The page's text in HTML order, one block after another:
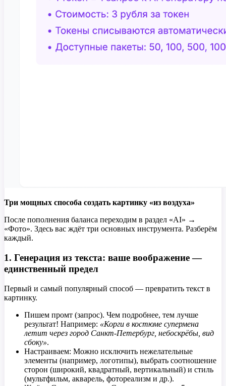
Три мощных способа создать картинку «из воздуха»
После пополнения баланса переходим в раздел «AI» →
«Фото». Здесь вас ждёт три основных инструмента. Разберём
каждый.
1. Генерация из текста: ваше воображение —
единственный предел
Первый и самый популярный способ — превратить текст в
картинку.
Пишем промт (запрос). Чем подробнее, тем лучше
результат! Например: «Корги в костюме супермена
летит через город Санкт-Петербург, небоскрёбы, вид
сбоку».
Настраиваем: Можно исключить нежелательные
элементы (например, логотипы), выбрать соотношение
сторон (широкий, квадратный, вертикальный) и стиль
(мультфильм, акварель, фотореализм и др.).